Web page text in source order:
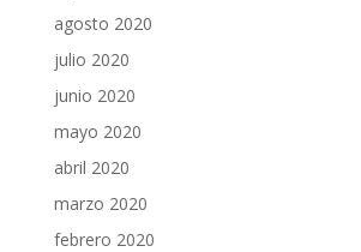
agosto 2020
julio 2020
junio 2020
mayo 2020
abril 2020
marzo 2020
febrero 2020